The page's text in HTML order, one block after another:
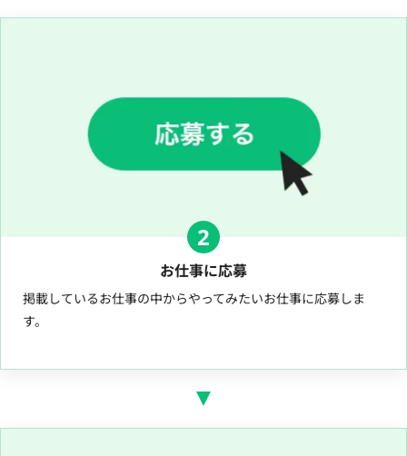
2
お仕事に応募
掲載しているお仕事の中からやってみたいお仕事に応募しま
す。